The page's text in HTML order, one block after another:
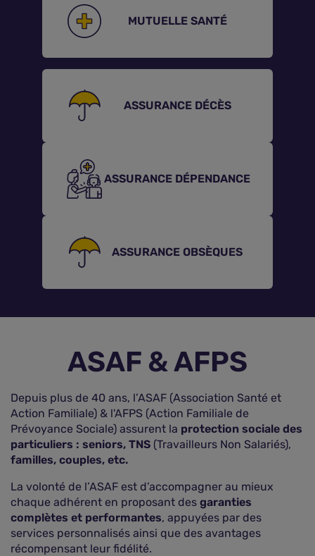
Assurance vie
Plus d'assurances
MUTUELLE SANTÉ
ASSURANCE DÉCÈS
ASSURANCE DÉPENDANCE
ASSURANCE OBSÈQUES
ASAF & AFPS
Depuis plus de 40 ans, l’ASAF (Association Santé et
Action Familiale) & l'AFPS (Action Familiale de
Prévoyance Sociale) assurent la protection sociale des
particuliers : seniors, TNS (Travailleurs Non Salariés),
familles, couples, etc.
La volonté de l’ASAF est d’accompagner au mieux
chaque adhérent en proposant des garanties
complètes et performantes, appuyées par des
services personnalisés ainsi que des avantages
récompensant leur fidélité.